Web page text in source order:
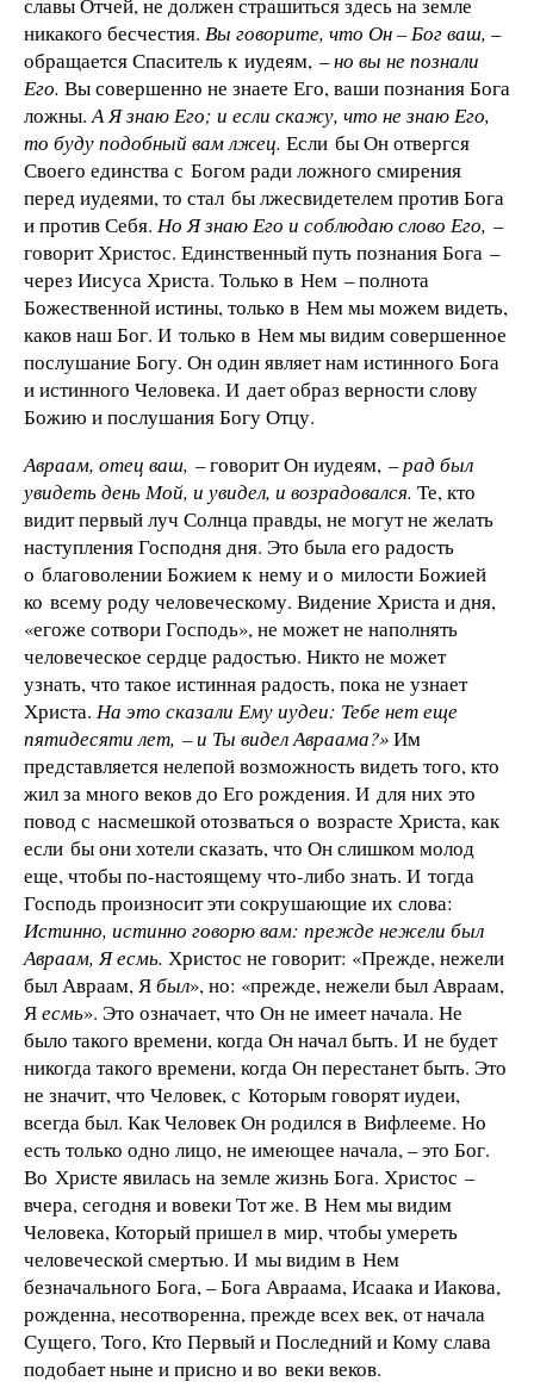
никакого бесчестия. Вы говорите, что Он – Бог ваш, –
обращается Спаситель к иудеям, –но вы не познали
Его. Вы совершенно не знаете Его, ваши познания Бога
ложны.А Я знаю Его; и если скажу, что не знаю Его,
то буду подобный вам лжец. Если бы Он отвергся
Своего единства с Богом ради ложного смирения
перед иудеями, то стал бы лжесвидетелем против Бога
и против Себя. Но Я знаю Его и соблюдаю слово Его, –
говорит Христос. Единственный путь познания Бога –
через Иисуса Христа. Только в Нем – полнота
Божественной истины, только в Нем мы можем видеть,
каков наш Бог. И только в Нем мы видим совершенное
послушание Богу. Он один являет нам истинного Бога
и истинного Человека. И дает образ верности слову
Божию и послушания Богу Отцу.
Авраам, отец ваш, – говорит Он иудеям, –рад был
увидеть день Мой, и увидел, и возрадовался. Те, кто
видит первый луч Солнца правды, не могут не желать
наступления Господня дня. Это была его радость
о благоволении Божием к нему и о милости Божией
ко всему роду человеческому. Видение Христа и дня,
«егоже сотвори Господь», не может не наполнять
человеческое сердце радостью. Никто не может
узнать, что такое истинная радость, пока не узнает
Христа. На это сказали Ему иудеи: Тебе нет еще
пятидесяти лет, – и Ты видел Авраама?»Им
представляется нелепой возможность видеть того, кто
жил за много веков до Его рождения. И для них это
повод с насмешкой отозваться о возрасте Христа, как
если бы они хотели сказать, что Он слишком молод
еще, чтобы по-настоящему что-либо знать. И тогда
Господь произносит эти сокрушающие их слова:
Истинно, истинно говорю вам: прежде нежели был
Авраам, Я есмь. Христос не говорит: «Прежде, нежели
был Авраам, Ябыл», но: «прежде, нежели был Авраам,
Яесмь». Это означает, что Он не имеет начала. Не
было такого времени, когда Он начал быть. И не будет
никогда такого времени, когда Он перестанет быть. Это
не значит, что Человек, с Которым говорят иудеи,
всегда был. Как Человек Он родился в Вифлееме. Но
есть только одно лицо, не имеющее начала, – это Бог.
Во Христе явилась на земле жизнь Бога. Христос –
вчера, сегодня и вовеки Тот же. В Нем мы видим
Человека, Который пришел в мир, чтобы умереть
человеческой смертью. И мы видим в Нем
безначального Бога, – Бога Авраама, Исаака и Иакова,
рожденна, несотворенна, прежде всех век, от начала
Сущего, Того, Кто Первый и Последний и Кому слава
подобает ныне и присно и во веки веков.